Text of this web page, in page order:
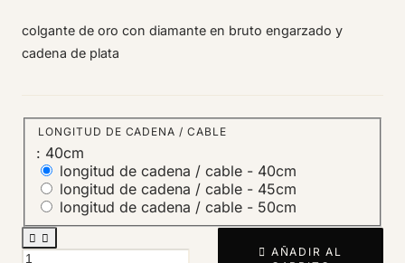
colgante de oro con diamante en bruto engarzado y
cadena de plata
LONGITUD DE CADENA / CABLE
: 40cm
longitud de cadena / cable - 40cm
longitud de cadena / cable - 45cm
longitud de cadena / cable - 50cm
 
